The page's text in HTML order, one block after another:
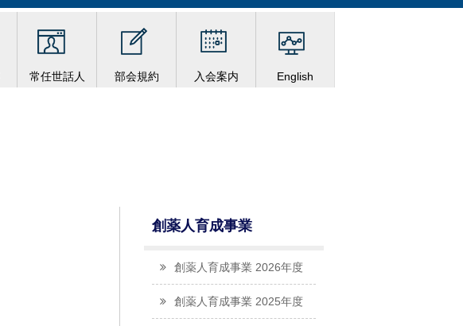
常任世話人 部会規約 入会案内 English
創薬人育成事業
創薬人育成事業 2026年度
創薬人育成事業 2025年度